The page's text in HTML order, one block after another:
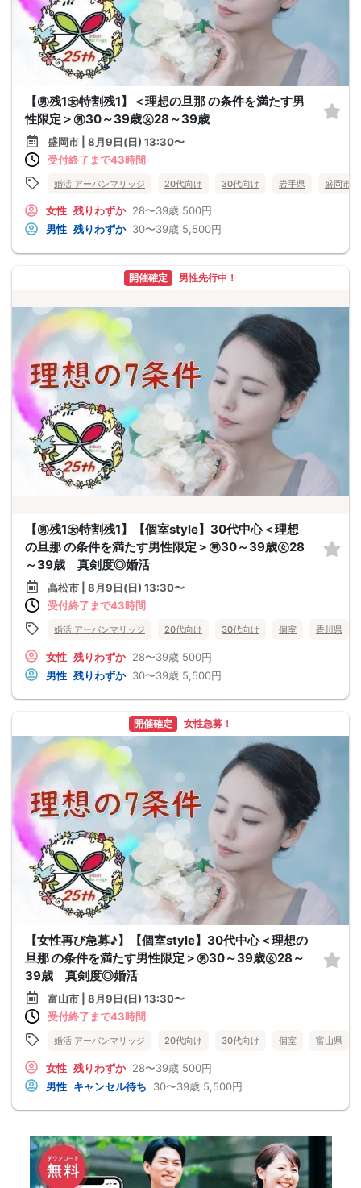
【㊚残1㊛特割残1】＜理想の旦那 の条件を満たす男
性限定＞㊚30～39歳㊛28～39歳
盛岡市 | 8月9日(日) 13:30〜
受付終了まで43時間
婚活 アーバンマリッジ 20代向け 30代向け 岩手県 盛岡市
女性 残りわずか 28〜39歳 500円
男性 残りわずか 30〜39歳 5,500円
開催確定 男性先行中！
【㊚残1㊛特割残1】【個室style】30代中心＜理想
の旦那 の条件を満たす男性限定＞㊚30～39歳㊛28
～39歳 真剣度◎婚活
高松市 | 8月9日(日) 13:30〜
受付終了まで43時間
婚活 アーバンマリッジ 20代向け 30代向け 個室 香川県
女性 残りわずか 28〜39歳 500円
男性 残りわずか 30〜39歳 5,500円
開催確定 女性急募！
【女性再び急募♪】【個室style】30代中心＜理想の
旦那 の条件を満たす男性限定＞㊚30～39歳㊛28～
39歳 真剣度◎婚活
富山市 | 8月9日(日) 13:30〜
受付終了まで43時間
婚活 アーバンマリッジ 20代向け 30代向け 個室 富山県
女性 残りわずか 28〜39歳 500円
男性 キャンセル待ち 30〜39歳 5,500円